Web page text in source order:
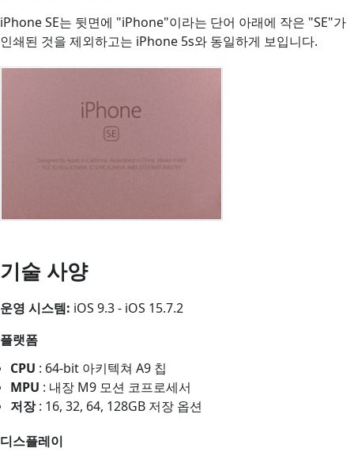
iPhone SE는 뒷면에 "iPhone"이라는 단어 아래에 작은 "SE"가
인쇄된 것을 제외하고는 iPhone 5s와 동일하게 보입니다.
기술 사양
운영 시스템: iOS 9.3 - iOS 15.7.2
플랫폼
CPU : 64‑bit 아키텍쳐 A9 칩
MPU : 내장 M9 모션 코프로세서
저장: 16, 32, 64, 128GB 저장 옵션
디스플레이